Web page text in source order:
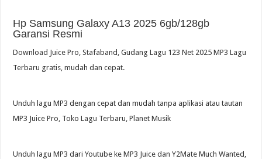
Hp Samsung Galaxy A13 2025 6gb/128gb
Garansi Resmi
Download Juice Pro, Stafaband, Gudang Lagu 123 Net 2025 MP3 Lagu
Terbaru gratis, mudah dan cepat.
Unduh lagu MP3 dengan cepat dan mudah tanpa aplikasi atau tautan
MP3 Juice Pro, Toko Lagu Terbaru, Planet Musik
Unduh lagu MP3 dari Youtube ke MP3 Juice dan Y2Mate Much Wanted,